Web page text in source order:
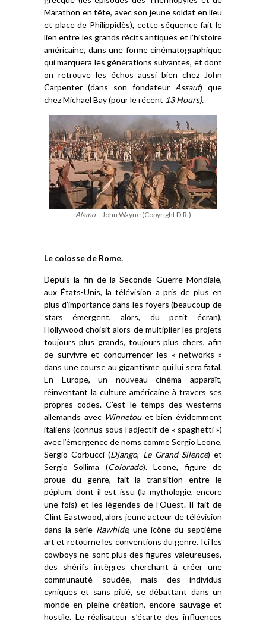
Marathon en tête, avec son jeune soldat en lieu
et place de Philippidès), cette séquencefait le
lien entre les grands récits antiques et l’histoire
américaine, dans une forme cinématographique
qui marquera les générations suivantes, et dont
on retrouve les échos aussi bien chez John
Carpenter (dans son fondateur Assaut) que
chezMichael Bay (pour le récent 13 Hours).
Alamo– John Wayne (Copyright D.R.)
Le colosse de Rome.
Depuis la fin de la Seconde Guerre Mondiale,
aux États-Unis,la télévision a pris de plus en
plus d’importancedans les foyers (beaucoup de
stars émergent,alors, du petit écran),
Hollywoodchoisit alors de multiplier les projets
toujours plus grands, toujours plus chers, afin
de survivre et concurrencer les « networks »
dans une course au gigantisme quilui sera fatal.
En Europe, un nouveau cinéma apparaît,
réinventant la culture américaine à travers ses
propres codes.C’est le temps des westerns
allemands avec Winnetou et bien évidemment
italiens (connus sous l’adjectifde « spaghetti »)
avec l’émergence de noms comme Sergio Leone,
Sergio Corbucci(Django, Le Grand Silence) et
SergioSollima (Colorado). Leone, figure de
proue du genre, fait la transition entre le
péplum, dont il est issu (la mythologie,encore
une fois) et les légendes de l’Ouest. Il fait de
Clint Eastwood, alors jeune acteur de télévision
dans la série Rawhide, une icône du septième
artet retourne les conventions dugenre. Ici les
cowboys ne sont plus des figures valeureuses,
des shérifs intègres cherchant à créer une
communauté soudée, mais des individus
cyniques et sans pitié, se débattant dans un
mondeen pleine création, encore sauvage et
hostile. Le réalisateur s’écarte des influences